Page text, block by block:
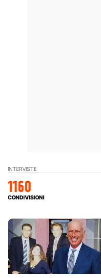
INTERVISTE
1160
CONDIVISIONI